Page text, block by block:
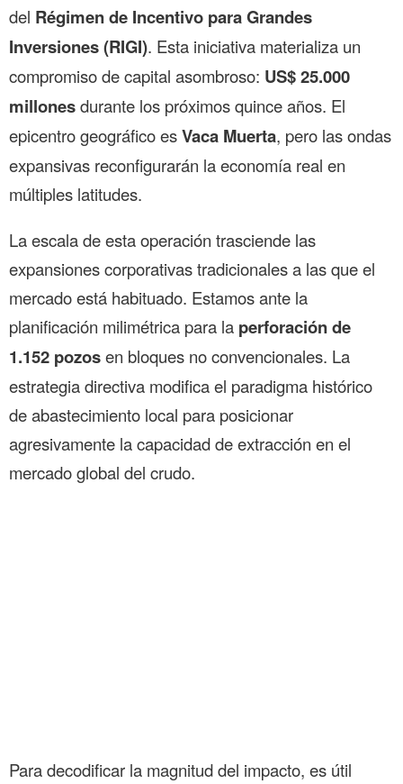
del Régimen de Incentivo para Grandes
Inversiones (RIGI). Esta iniciativa materializa un
compromiso de capital asombroso: US$ 25.000
millonesdurante los próximos quince años. El
epicentro geográfico esVaca Muerta, pero las ondas
expansivas reconfigurarán la economía real en
múltiples latitudes.
La escala de esta operación trasciende las
expansiones corporativas tradicionales a las que el
mercado está habituado. Estamos ante la
planificación milimétrica para la perforación de
1.152 pozosen bloques no convencionales. La
estrategia directiva modifica el paradigma histórico
de abastecimiento local para posicionar
agresivamente la capacidad de extracción en el
mercado global del crudo.
Para decodificar la magnitud del impacto, es útil